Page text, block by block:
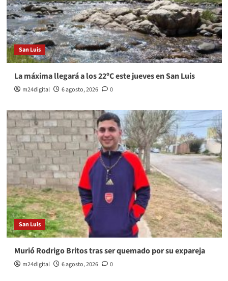
San Luis
La máxima llegará a los 22ºC este jueves en San Luis
m24digital 6 agosto, 2026 0
San Luis
Murió Rodrigo Britos tras ser quemado por su expareja
m24digital 6 agosto, 2026 0